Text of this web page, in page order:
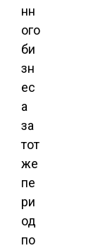
нн
ого
би
зн
ес
а
за
тот
же
пе
ри
од
по